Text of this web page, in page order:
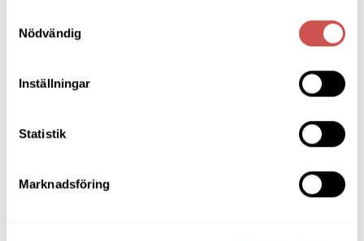
Nödvändig
Inställningar
Statistik
Marknadsföring
BÄNKAR & PALLAR
Alme pall svartbets/
Oscarssons Möbel
2.779kr
BÄNKAR & PALLAR
Nadja väggstol vitlack
Oscarssons Möbel
3.359kr